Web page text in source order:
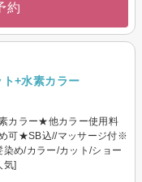
約
+水素カラー
カラー★他カラー使用料
可★SB込//マッサージ付※
め/カラー/カット/ショー
気]